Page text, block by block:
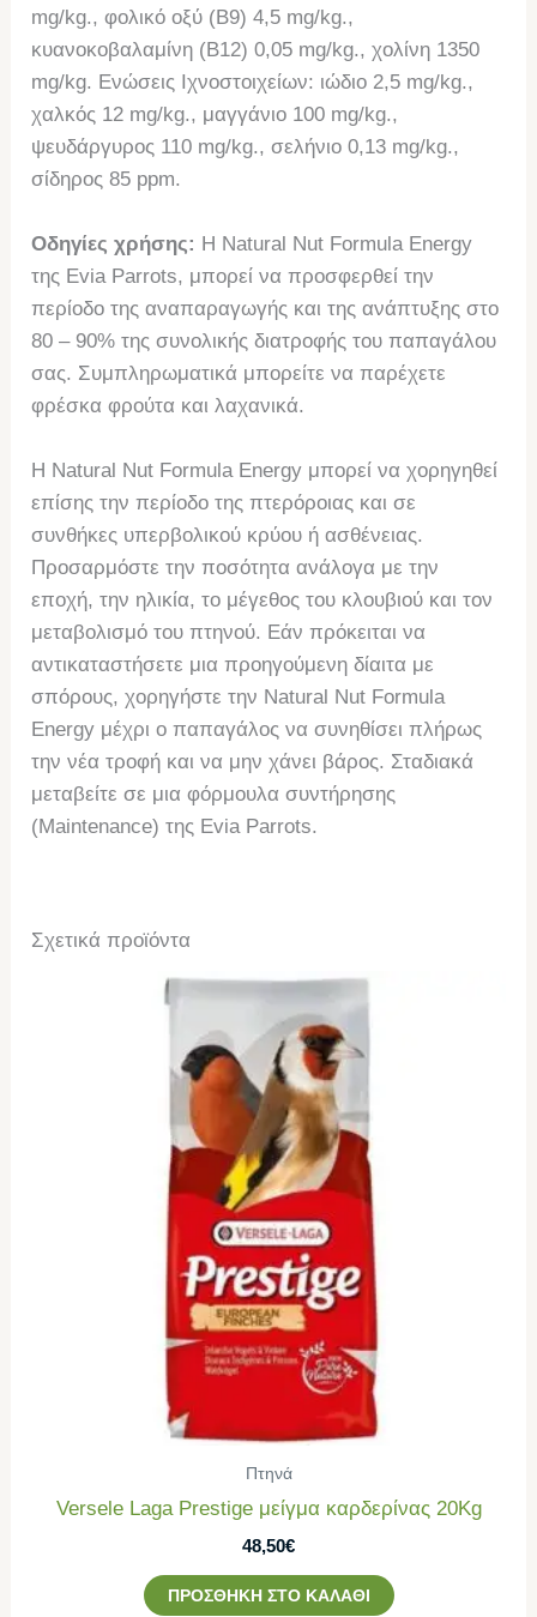
mg/kg., φολικό οξύ (Β9) 4,5 mg/kg.,
κυανοκοβαλαμίνη (Β12) 0,05 mg/kg., χολίνη 1350
mg/kg. Ενώσεις Ιχνοστοιχείων: ιώδιο 2,5 mg/kg.,
χαλκός 12 mg/kg., μαγγάνιο 100 mg/kg.,
ψευδάργυρος 110 mg/kg., σελήνιο 0,13 mg/kg.,
σίδηρος 85 ppm.
Οδηγίες χρήσης: Η Natural Nut Formula Energy
της Evia Parrots, μπορεί να προσφερθεί την
περίοδο της αναπαραγωγής και της ανάπτυξης στο
80 – 90% της συνολικής διατροφής του παπαγάλου
σας. Συμπληρωματικά μπορείτε να παρέχετε
φρέσκα φρούτα και λαχανικά.
Η Natural Nut Formula Energy μπορεί να χορηγηθεί
επίσης την περίοδο της πτερόροιας και σε
συνθήκες υπερβολικού κρύου ή ασθένειας.
Προσαρμόστε την ποσότητα ανάλογα με την
εποχή, την ηλικία, το μέγεθος του κλουβιού και τον
μεταβολισμό του πτηνού. Εάν πρόκειται να
αντικαταστήσετε μια προηγούμενη δίαιτα με
σπόρους, χορηγήστε την Natural Nut Formula
Energy μέχρι ο παπαγάλος να συνηθίσει πλήρως
την νέα τροφή και να μην χάνει βάρος. Σταδιακά
μεταβείτε σε μια φόρμουλα συντήρησης
(Μaintenance) της Evia Parrots.
Σχετικά προϊόντα
Πτηνά
Versele Laga Prestige μείγμα καρδερίνας 20Kg
48,50€
ΠΡΟΣΘΉΚΗ ΣΤΟ ΚΑΛΆΘΙ